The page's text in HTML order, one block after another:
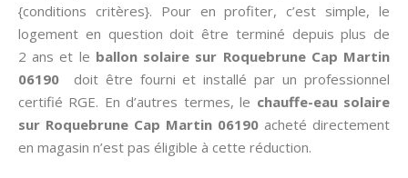
{conditions critères}. Pour en profiter, c’est simple, le
logement en question doit être terminé depuis plus de
2 ans et le ballon solaire sur Roquebrune Cap Martin
06190 doit être fourni et installé par un professionnel
certifié RGE. En d’autres termes, le chauffe-eau solaire
sur Roquebrune Cap Martin 06190 acheté directement
en magasin n’est pas éligible à cette réduction.